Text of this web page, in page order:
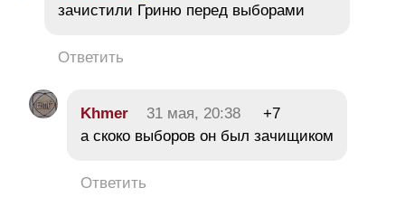
зачистили Гриню перед выборами
Ответить
Khmer 31 мая, 20:38
+7
а скоко выборов он был зачищиком
Ответить